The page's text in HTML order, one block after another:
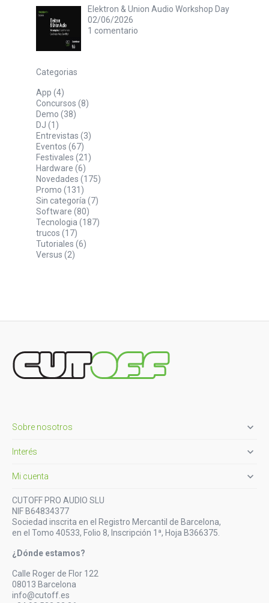
Elektron & Union Audio Workshop Day
02/06/2026
1 comentario
Categorias
App (4)
Concursos (8)
Demo (38)
DJ (1)
Entrevistas (3)
Eventos (67)
Festivales (21)
Hardware (6)
Novedades (175)
Promo (131)
Sin categoría (7)
Software (80)
Tecnologia (187)
trucos (17)
Tutoriales (6)
Versus (2)
Sobre nosotros 
Interés 
Mi cuenta 
CUTOFF PRO AUDIO SLU
NIF B64834377
Sociedad inscrita en el Registro Mercantil de Barcelona,
en el Tomo 40533, Folio 8, Inscripción 1ª, Hoja B366375.
¿Dónde estamos?
Calle Roger de Flor 122
08013 Barcelona
info@cutoff.es